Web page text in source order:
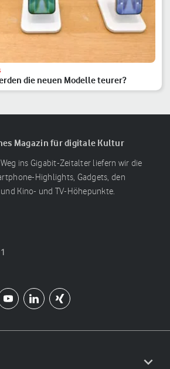
die neuen Modelle teurer?
Magazin für digitale Kultur
ins Gigabit-Zeitalter liefern wir die
Highlights, Gadgets, den
Kino- und TV-Höhepunkte.